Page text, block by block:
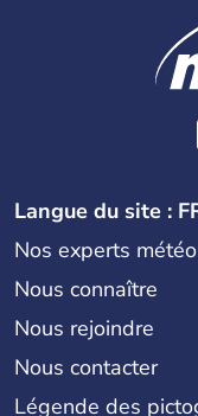
Langue du site :
Nos experts météo
Nous connaître
Nous rejoindre
Nous contacter
Légende des